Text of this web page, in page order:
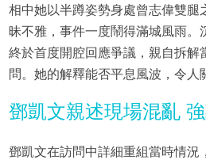
相中她以半蹲姿勢身處曾志偉雙腿
昧不雅，事件一度鬧得滿城風雨。
終於首度開腔回應爭議，親自拆解
問。她的解釋能否平息風波，令人
鄧凱文親述現場混亂
鄧凱文在訪問中詳細重組當時情況